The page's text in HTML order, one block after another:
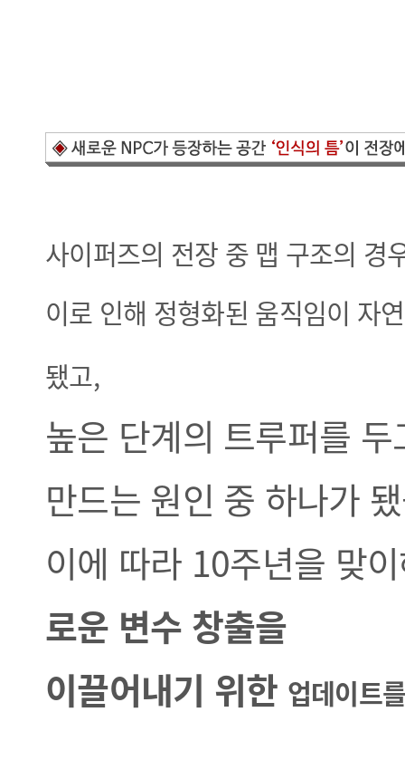
사이퍼즈의 전장 중 맵 구조의 경
이로 인해 정형화된 움직임이 자
됐고,
높은 단계의 트루퍼를
만드는 원인 중 하나가
이에 따라 10주년을 맞
로운 변수 창출을
이끌어내기 위한 업데이트